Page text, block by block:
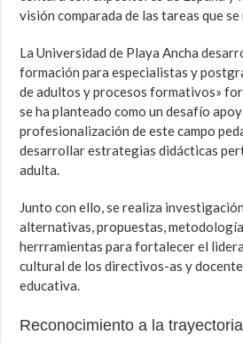
visión comparada de las tareas que
La Universidad de Playa Ancha
formación para especialistas y
de adultos y procesos formativos»
se ha planteado como un desafío
profesionalización de este campo
desarrollar estrategias didácticas
adulta.
Junto con ello, se realiza
alternativas, propuestas,
herrramientas para fortalecer el
cultural de los directivos-as y
educativa.
Reconocimiento a la trayectoria